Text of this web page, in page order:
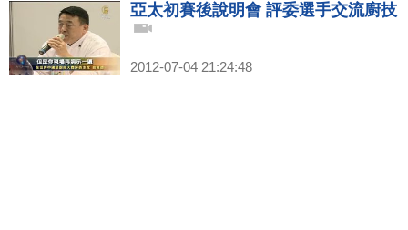
亞太初賽後說明會 評委選手交流廚技
2012-07-04 21:24:48